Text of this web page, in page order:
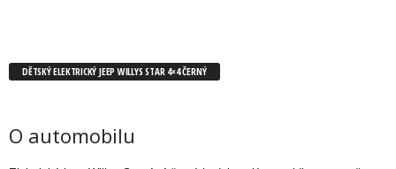
DĚTSKÝ ELEKTRICKÝ JEEP WILLYS STAR 4×4 ČERNÝ
O automobilu